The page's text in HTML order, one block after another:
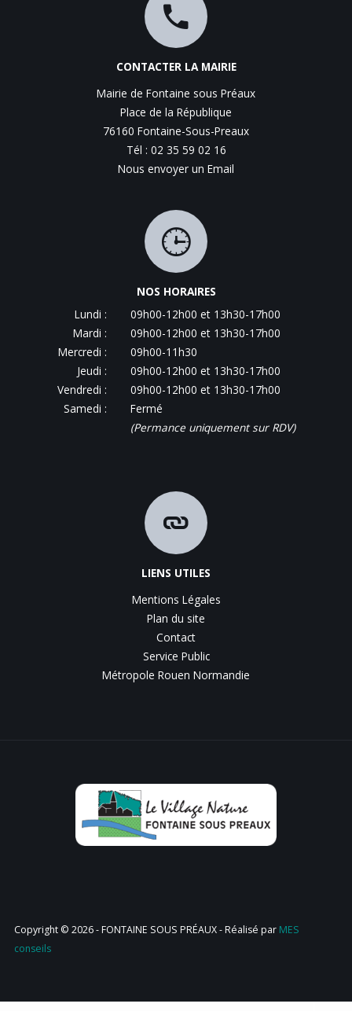
CONTACTER LA MAIRIE
Mairie de Fontaine sous Préaux
Place de la République
76160 Fontaine-Sous-Preaux
Tél : 02 35 59 02 16
Nous envoyer un Email
NOS HORAIRES
Lundi :
09h00-12h00 et 13h30-17h00
Mardi :
09h00-12h00 et 13h30-17h00
Mercredi :
09h00-11h30
Jeudi :
09h00-12h00 et 13h30-17h00
Vendredi :
09h00-12h00 et 13h30-17h00
Samedi :
Fermé
(Permance uniquement sur RDV)
LIENS UTILES
Mentions Légales
Plan du site
Contact
Service Public
Métropole Rouen Normandie
Copyright © 2026 - FONTAINE SOUS PRÉAUX - Réalisé par MES
conseils